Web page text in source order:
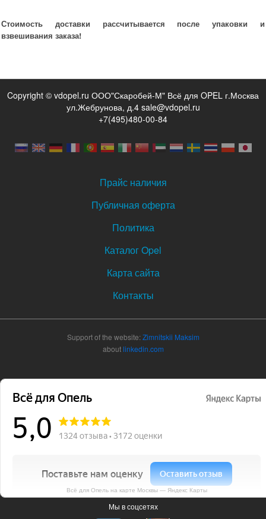
Стоимость доставки рассчитывается после упаковки и
взвешивания заказа!
Copyright © vdopel.ru ООО"Скаробей-М" Всё для OPEL г.Москва
ул.Жебрунова, д.4 sale@vdopel.ru
+7(495)480-00-84
Прайс наличия
Публичная оферта
Политика
Каталог Opel
Карта сайта
Контакты
Support of the website:Zimnitskii Maksim
aboutlinkedin.com
Всё для Опель на карте Москвы — Яндекс Карты
Мы в соцсетях